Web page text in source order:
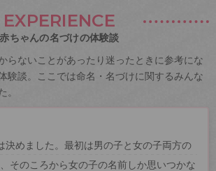
EXPERIENCE
赤ちゃんの名づけの体験談
らないことがあったり迷ったときに参考にな
験談。ここでは命名・名づけに関するみんな
。
決めました。最初は男の子と女の子両方の
そのころから女の子の名前しか思いつかな